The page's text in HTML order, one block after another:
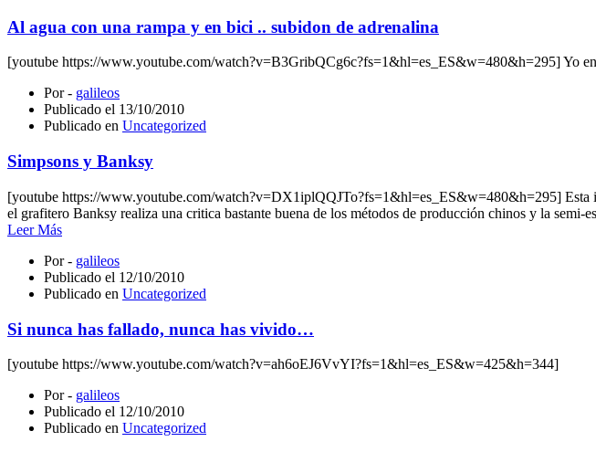
Al agua con una rampa y en bici .. subidon de adrenalina
[youtube https://www.youtube.com/watch?v=B3GribQCg6c?fs=1&hl=es_ES&w=480&h=295] Yo
Por - galileos
Publicado el 13/10/2010
Publicado en Uncategorized
Simpsons y Banksy
[youtube https://www.youtube.com/watch?v=DX1iplQQJTo?fs=1&hl=es_ES&w=480&h=295] Esta
el grafitero Banksy realiza una critica bastante buena de los métodos de producción chinos y la semi-
Leer Más
Por - galileos
Publicado el 12/10/2010
Publicado en Uncategorized
Si nunca has fallado, nunca has vivido…
[youtube https://www.youtube.com/watch?v=ah6oEJ6VvYI?fs=1&hl=es_ES&w=425&h=344]
Por - galileos
Publicado el 12/10/2010
Publicado en Uncategorized